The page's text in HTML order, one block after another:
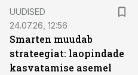
UUDISED
24.07.26, 12:56
Smarten muudab
strateegiat: laopindade
kasvatamise asemel